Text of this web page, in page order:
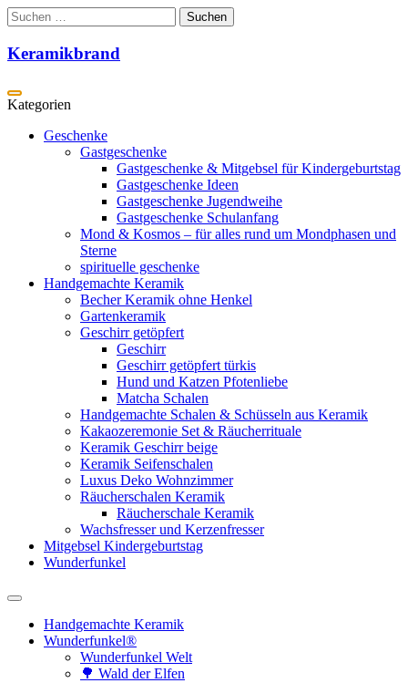
Zum
Inhalt
springen
Suchen
nach:
Keramikbrand
Geschenke
Gastgeschenke
Gastgeschenke & Mitgebsel für Kindergeburtstag
Gastgeschenke Ideen
Gastgeschenke Jugendweihe
Gastgeschenke Schulanfang
Mond & Kosmos – für alles rund um Mondphasen und
Sterne
spirituelle geschenke
Handgemachte Keramik
Becher Keramik ohne Henkel
Gartenkeramik
Geschirr getöpfert
Geschirr
Geschirr getöpfert türkis
Hund und Katzen Pfotenliebe
Matcha Schalen
Handgemachte Schalen & Schüsseln aus Keramik
Kakaozeremonie Set & Räucherrituale
Keramik Geschirr beige
Keramik Seifenschalen
Luxus Deko Wohnzimmer
Räucherschalen Keramik
Räucherschale Keramik
Wachsfresser und Kerzenfresser
Mitgebsel Kindergeburtstag
Wunderfunkel
Handgemachte Keramik
Wunderfunkel®
Wunderfunkel Welt
🌳 Wald der Elfen